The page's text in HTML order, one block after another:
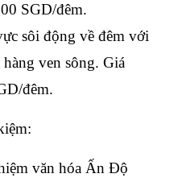
SGD/đêm.
sôi động về đêm với
ven sông. Giá
đêm.
văn hóa Ấn Độ